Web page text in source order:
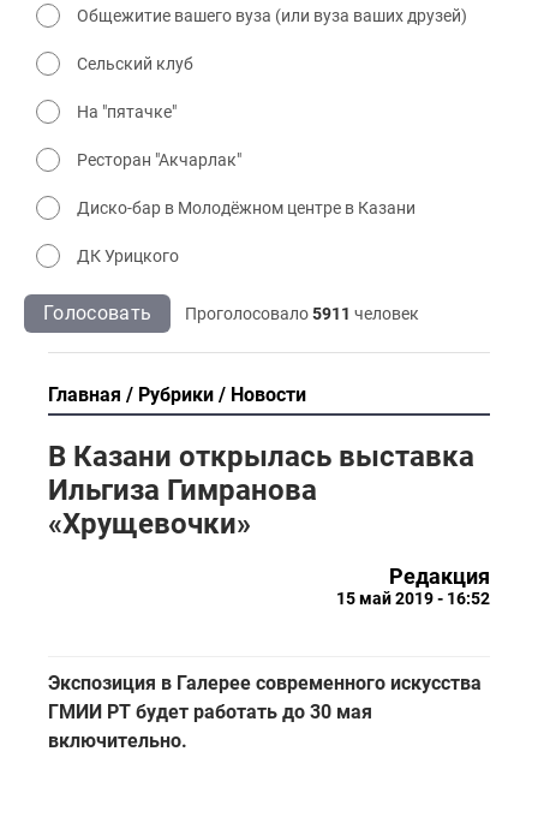
Общежитие вашего вуза (или вуза ваших друзей)
Сельский клуб
На "пятачке"
Ресторан "Акчарлак"
Диско-бар в Молодёжном центре в Казани
ДК Урицкого
Голосовать Проголосовало5911 человек
Главная Рубрики Новости
В Казани открылась выставка
Ильгиза Гимранова
«Хрущевочки»
Редакция
15 май 2019 - 16:52
Экспозиция в Галерее современного искусства
ГМИИ РТ будет работать до 30 мая
включительно.